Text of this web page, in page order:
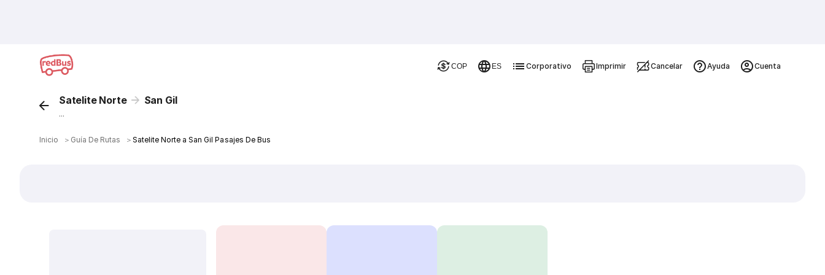
COP ES Corporativo Imprimir Cancelar Ayuda Cuenta
Satelite Norte San Gil
...
Inicio ＞ Guía De Rutas ＞ Satelite Norte a San Gil Pasajes De Bus